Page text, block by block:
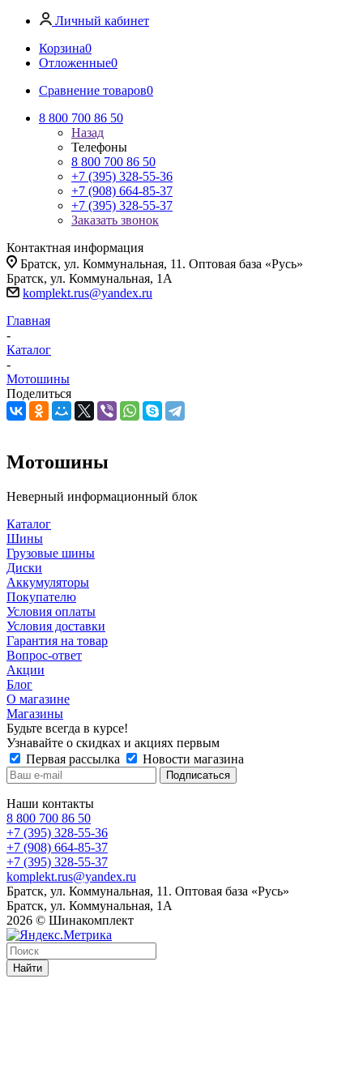
Личный кабинет
Корзина0
Отложенные0
Сравнение товаров0
8 800 700 86 50
Назад
Телефоны
8 800 700 86 50
+7 (395) 328-55-36
+7 (908) 664-85-37
+7 (395) 328-55-37
Заказать звонок
Контактная информация
Братск, ул. Коммунальная, 11. Оптовая база «Русь»
Братск, ул. Коммунальная, 1А
komplekt.rus@yandex.ru
Главная
-
Каталог
-
Мотошины
Поделиться
Мотошины
Неверный информационный блок
Каталог
Шины
Грузовые шины
Диски
Аккумуляторы
Покупателю
Условия оплаты
Условия доставки
Гарантия на товар
Вопрос-ответ
Акции
Блог
О магазине
Магазины
Будьте всегда в курсе!
Узнавайте о скидках и акциях первым
Первая рассылка
Новости магазина
Наши контакты
8 800 700 86 50
+7 (395) 328-55-36
+7 (908) 664-85-37
+7 (395) 328-55-37
komplekt.rus@yandex.ru
Братск, ул. Коммунальная, 11. Оптовая база «Русь»
Братск, ул. Коммунальная, 1А
2026 © Шинакомплект
Найти